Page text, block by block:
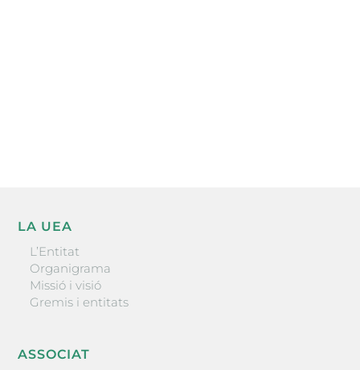
LA UEA
L’Entitat
Organigrama
Missió i visió
Gremis i entitats
ASSOCIAT